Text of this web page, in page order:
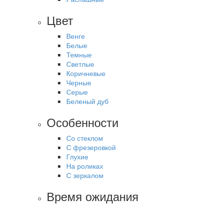
Цвет
Венге
Белые
Темные
Светлые
Коричневые
Черные
Серые
Беленый дуб
Особенности
Со стеклом
С фрезеровкой
Глухие
На роликах
С зеркалом
Время ожидания